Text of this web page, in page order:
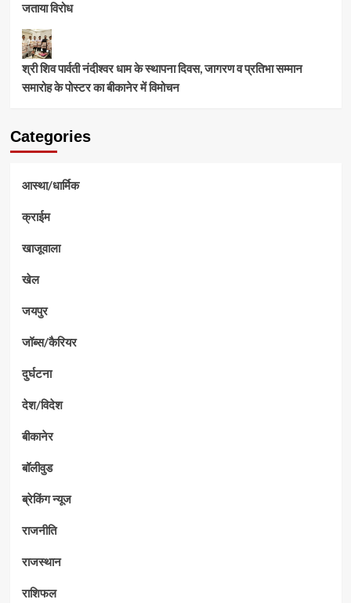
जताया विरोध
श्री शिव पार्वती नंदीश्वर धाम के स्थापना दिवस, जागरण व प्रतिभा सम्मान
समारोह के पोस्टर का बीकानेर में विमोचन
Categories
आस्था/धार्मिक
क्राईम
खाजूवाला
खेल
जयपुर
जॉब्स/कैरियर
दुर्घटना
देश/विदेश
बीकानेर
बॉलीवुड
ब्रेकिंग न्यूज
राजनीति
राजस्थान
राशिफल